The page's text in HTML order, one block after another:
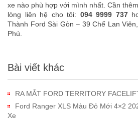
xe nào phù hợp với mình nhất. Cần
lòng liên hệ cho tôi: 094 9999 737
Thành Ford Sài Gòn – 39 Chế Lan
Phú.
Bài viết khác
RA MẮT FORD TERRITORY
Ford Ranger XLS Màu Đỏ Mới 4×2
Xe